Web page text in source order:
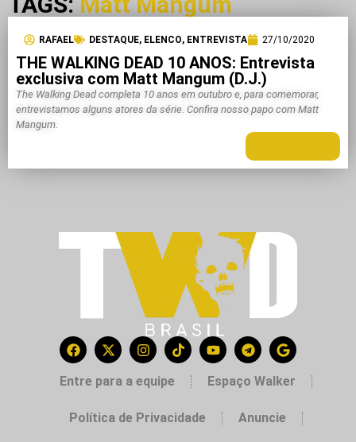
RAFAEL DESTAQUE, ELENCO, ENTREVISTA 27/10/2020
THE WALKING DEAD 10 ANOS: Entrevista
exclusiva com Matt Mangum (D.J.)
The Walking Dead completa 10 anos em outubro e, para comemorar,
entrevistamos alguns atores da série. Confira nosso papo com Matt
Mangum.
Entre para a equipe Espaço Walker
Política de Privacidade Anuncie